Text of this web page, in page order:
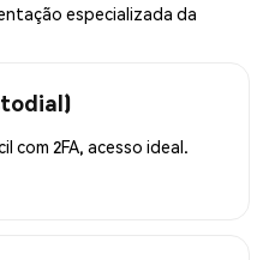
especializada da
com 2FA, acesso ideal.